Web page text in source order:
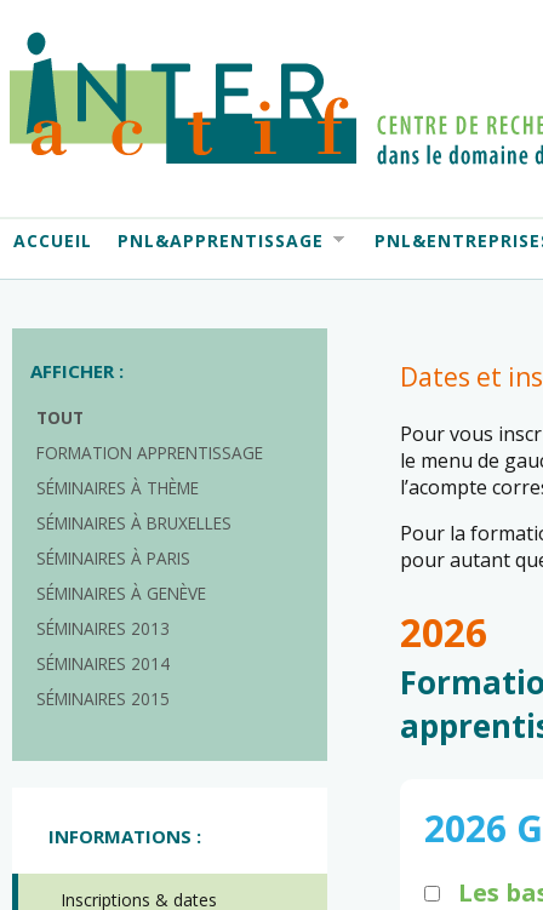
ACCUEIL PNL&APPRENTISSAGE
AFFICHER :
TOUT
FORMATION APPRENTISSAGE
SÉMINAIRES À THÈME
SÉMINAIRES À BRUXELLES
SÉMINAIRES À PARIS
SÉMINAIRES À GENÈVE
SÉMINAIRES 2013
SÉMINAIRES 2014
SÉMINAIRES 2015
INFORMATIONS :
Inscriptions & dates
Dates et
Pour vous
le menu de
l’acompte
Pour la
pour autant
2026
2026
Les